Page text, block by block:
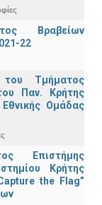
Βραβείων
22
του Τμήματος
Παν. Κρήτης
Ομάδας
Επιστήμης
Κρήτης
the Flag”